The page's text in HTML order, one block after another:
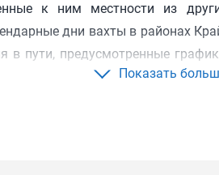
к ним местности из
дни вахты в районах
в пути, предусмотренные
работ вахтовым
Показать